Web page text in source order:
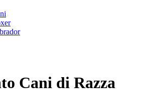
Cani di Razza